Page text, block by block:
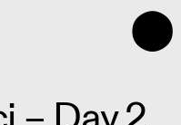
⬤